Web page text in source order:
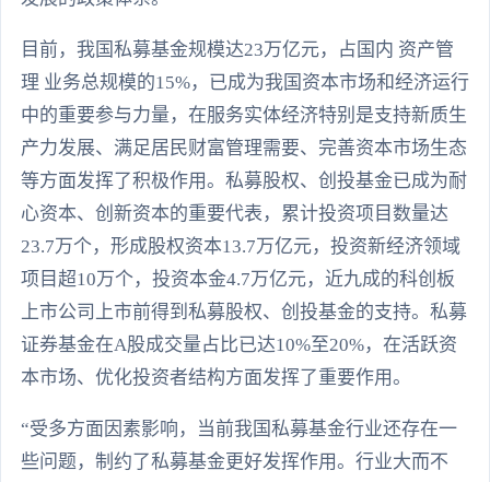
目前，我国私募基金规模达23万亿元，占国内 资产管
理 业务总规模的15%，已成为我国资本市场和经济运行
中的重要参与力量，在服务实体经济特别是支持新质生
产力发展、满足居民财富管理需要、完善资本市场生态
等方面发挥了积极作用。私募股权、创投基金已成为耐
心资本、创新资本的重要代表，累计投资项目数量达
23.7万个，形成股权资本13.7万亿元，投资新经济领域
项目超10万个，投资本金4.7万亿元，近九成的科创板
上市公司上市前得到私募股权、创投基金的支持。私募
证券基金在A股成交量占比已达10%至20%，在活跃资
本市场、优化投资者结构方面发挥了重要作用。
“受多方面因素影响，当前我国私募基金行业还存在一
些问题，制约了私募基金更好发挥作用。行业大而不